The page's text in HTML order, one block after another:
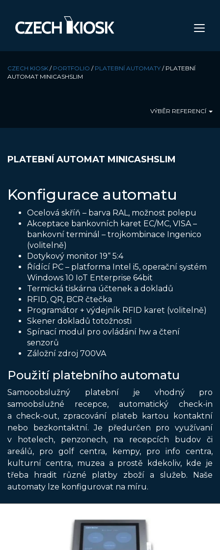
CZECH KIOSK / PORTFOLIO / PLATEBNÍ AUTOMATY / PLATEBNÍ
AUTOMAT MINICASHSLIM
VÝBĚR REFERENCÍ
PLATEBNÍ AUTOMAT MINICASHSLIM
Konfigurace automatu
Ocelová skříň – barva RAL, možnost polepu
Akceptace bankovních karet EC/MC, VISA –
bankovní terminál – trojkombinace Ingenico
(volitelně)
Dotykový monitor 19“ 5:4
Řídící PC – platforma Intel i5, operační systém
Windows 10 IoT Enterprise 64bit
Termická tiskárna účtenek a dokladů
RFID, QR, BCR čtečka
Programátor + výdejník RFID karet (volitelně)
Skener dokladů totožnosti
Spínací modul pro ovládání hw a čtení
senzorů
Záložní zdroj 700VA
Použití platebního automatu
Samooobslužný platební je vhodný pro
samoobslužné recepce, automatický check-in
a check-out, zpracování plateb kartou kontaktní
nebo bezkontaktní. Je předurčen pro využívaní
v hotelech, penzonech, na recepcích budov či
areálů, pro golf centra, kempy, pro info centra,
kulturní centra, muzea a prostě kdekoliv, kde je
třeba hradit různé platby zboží a služeb. Naše
automaty lze konfigurovat na míru.